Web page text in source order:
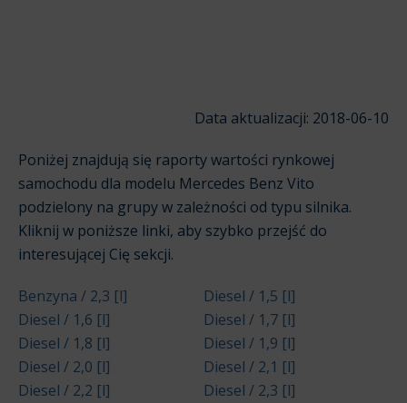
Data aktualizacji: 2018-06-10
Poniżej znajdują się raporty wartości rynkowej
samochodu dla modelu Mercedes Benz Vito
podzielony na grupy w zależności od typu silnika.
Kliknij w poniższe linki, aby szybko przejść do
interesującej Cię sekcji.
Benzyna / 2,3 [l]
Diesel / 1,5 [l]
Diesel / 1,6 [l]
Diesel / 1,7 [l]
Diesel / 1,8 [l]
Diesel / 1,9 [l]
Diesel / 2,0 [l]
Diesel / 2,1 [l]
Diesel / 2,2 [l]
Diesel / 2,3 [l]